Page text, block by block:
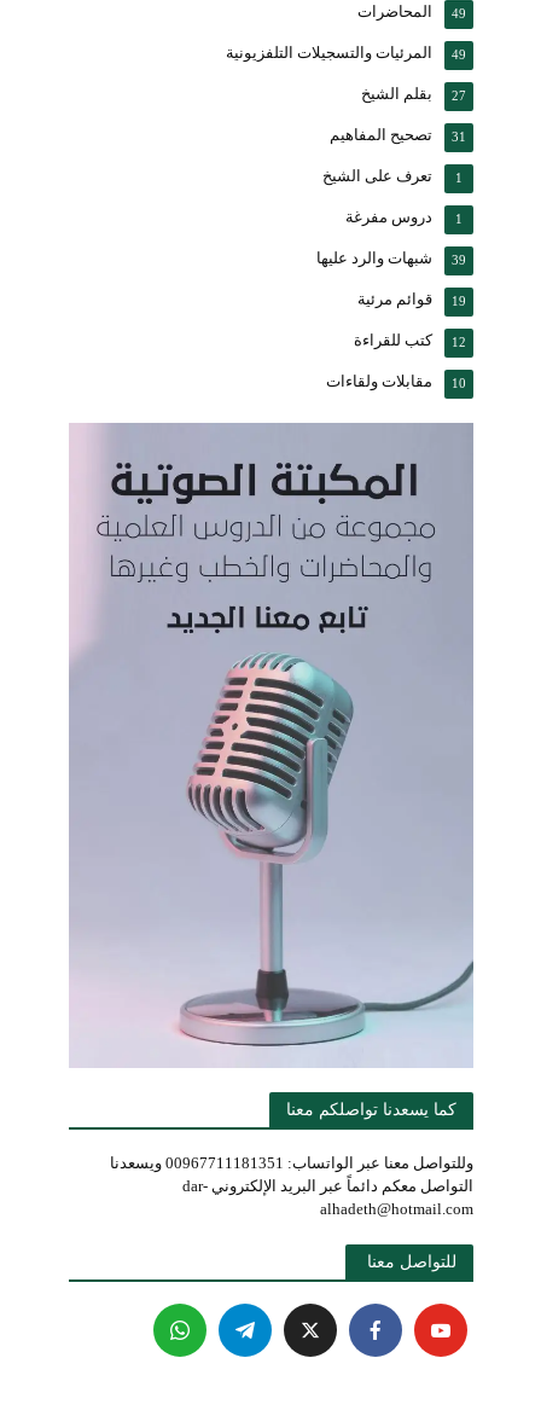
المحاضرات 49
المرئيات والتسجيلات التلفزيونية 49
بقلم الشيخ 27
تصحيح المفاهيم 31
تعرف على الشيخ 1
دروس مفرغة 1
شبهات والرد عليها 39
قوائم مرئية 19
كتب للقراءة 12
مقابلات ولقاءات 10
كما يسعدنا تواصلكم معنا
وللتواصل معنا عبر الواتساب: 00967711181351 ويسعدنا
التواصل معكم دائماً عبر البريد الإلكتروني dar-
alhadeth@hotmail.com
للتواصل معنا